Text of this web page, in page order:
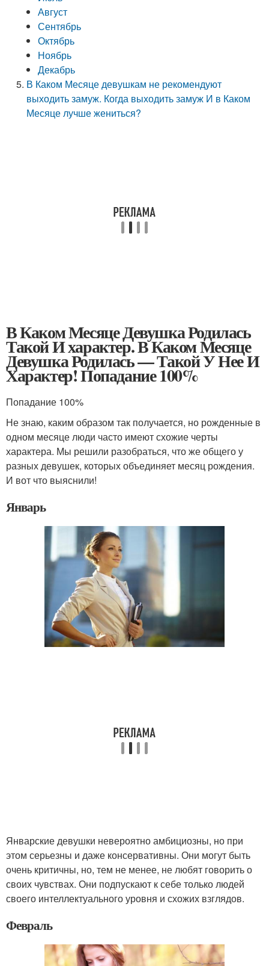
Август
Сентябрь
Октябрь
Ноябрь
Декабрь
В Каком Месяце девушкам не рекомендуют
выходить замуж. Когда выходить замуж И в Каком
Месяце лучше жениться?
В Каком Месяце Девушка Родилась
Такой И характер. В Каком Месяце
Девушка Родилась — Такой У Нее И
Характер! Попадание 100%
Попадание 100%
Не знаю, каким образом так получается, но рожденные в
одном месяце люди часто имеют схожие черты
характера. Мы решили разобраться, что же общего у
разных девушек, которых объединяет месяц рождения.
И вот что выяснили!
Январь
Январские девушки невероятно амбициозны, но при
этом серьезны и даже консервативны. Они могут быть
очень критичны, но, тем не менее, не любят говорить о
своих чувствах. Они подпускают к себе только людей
своего интеллектуального уровня и схожих взглядов.
Февраль